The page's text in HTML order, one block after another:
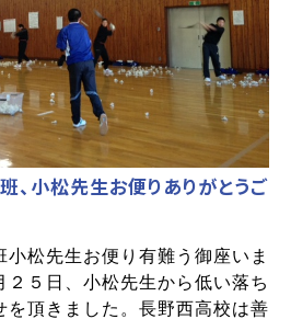
小松先生お便りありがとうご
松先生お便り有難う御座いま
２５日、小松先生から低い落ち
を頂きました。長野西高校は善